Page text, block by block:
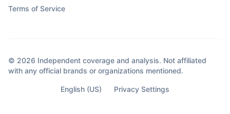
Terms of Service
© 2026 Independent coverage and analysis. Not affiliated
with any official brands or organizations mentioned.
English (US) Privacy Settings